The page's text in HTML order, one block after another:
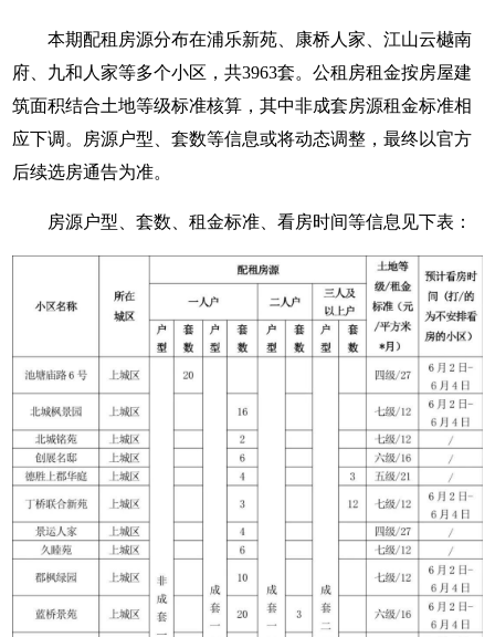
本期配租房源分布在浦乐新苑、康桥人家、江山云樾南
府、九和人家等多个小区，共3963套。公租房租金按房屋建
筑面积结合土地等级标准核算，其中非成套房源租金标准相
应下调。房源户型、套数等信息或将动态调整，最终以官方
后续选房通告为准。
房源户型、套数、租金标准、看房时间等信息见下表：